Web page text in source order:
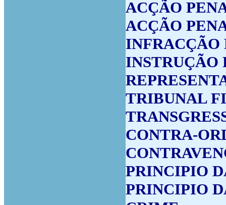
ACÇÃO
ACÇÃO
INFRACÇÃO
INSTRUÇÃO
TRIBUNAL
CONTRA-
PRINCIPIO
PRINCIPIO